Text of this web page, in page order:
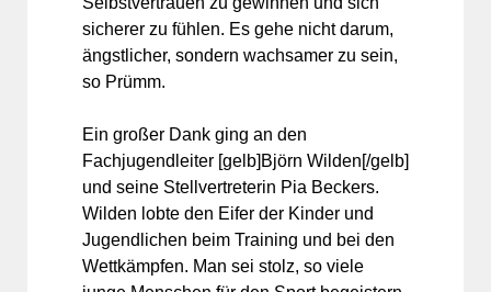
sicherer zu fühlen. Es gehe nicht darum,
ängstlicher, sondern wachsamer zu sein,
so Prümm.
Ein großer Dank ging an den
Fachjugendleiter [gelb]Björn Wilden[/gelb]
und seine Stellvertreterin Pia Beckers.
Wilden lobte den Eifer der Kinder und
Jugendlichen beim Training und bei den
Wettkämpfen. Man sei stolz, so viele